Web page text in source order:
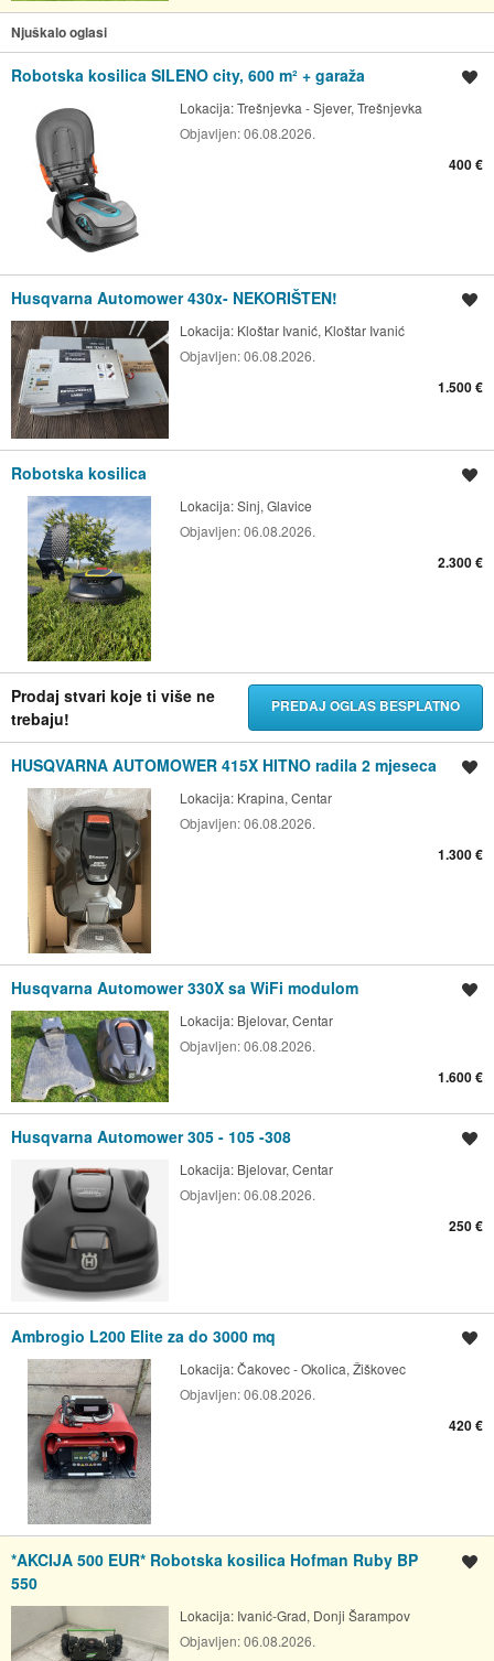
Njuškalo oglasi
Robotska kosilica SILENO city, 600 m² + garaža
Lokacija:Trešnjevka - Sjever, Trešnjevka
Objavljen:06.08.2026.
400 €
Husqvarna Automower 430x- NEKORIŠTEN!
Lokacija: Kloštar Ivanić, Kloštar Ivanić
Objavljen:06.08.2026.
1.500 €
Robotska kosilica
Lokacija:Sinj, Glavice
Objavljen:06.08.2026.
2.300 €
Prodaj stvari koje ti više ne
trebaju!
PREDAJ OGLAS BESPLATNO
HUSQVARNA AUTOMOWER 415X HITNO radila 2 mjeseca
Lokacija: Krapina, Centar
Objavljen:06.08.2026.
1.300 €
Husqvarna Automower 330X sa WiFi modulom
Lokacija: Bjelovar, Centar
Objavljen:06.08.2026.
1.600 €
Husqvarna Automower 305 - 105 -308
Lokacija: Bjelovar, Centar
Objavljen:06.08.2026.
250 €
Ambrogio L200 Elite za do 3000 mq
Lokacija:Čakovec - Okolica, Žiškovec
Objavljen:06.08.2026.
420 €
*AKCIJA 500 EUR* Robotska kosilica Hofman Ruby BP
550
Lokacija: Ivanić-Grad, Donji Šarampov
Objavljen:06.08.2026.